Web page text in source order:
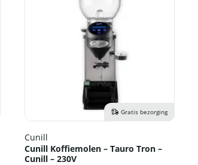
Gratis bezorging
Cunill
Cunill Koffiemolen – Tauro Tron –
Cunill – 230V